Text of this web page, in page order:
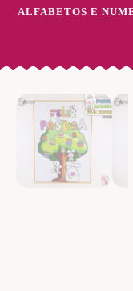
ALFABETOS E